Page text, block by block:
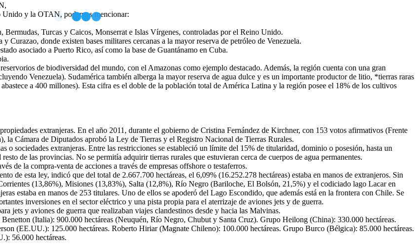
Unido y la OTAN, podemos mencionar:
Turcas y Caicos, Monserrat e Islas Vírgenes, controladas por el Reino Unido.
Curazao, donde existen bases militares cercanas a la mayor reserva de petróleo de Venezuela.
asociado a Puerto Rico, así como la base de Guantánamo en Cuba.
de biodiversidad del mundo, con el Amazonas como ejemplo destacado. Además, la región cuenta con una gran
Venezuela). Sudamérica también alberga la mayor reserva de agua dulce y es un importante productor de litio, *tierras raras
a 400 millones). Esta cifra es el doble de la población total de América Latina y la región posee el 18% de los cultivos
extranjeras. En el año 2011, durante el gobierno de Cristina Fernández de Kirchner, con 153 votos afirmativos (Frente
Cámara de Diputados aprobó la Ley de Tierras y el Registro Nacional de Tierras Rurales.
o sociedades extranjeras. Entre las restricciones se estableció un límite del 15% de titularidad, dominio o posesión, hasta un
de las provincias. No se permitía adquirir tierras rurales que estuvieran cerca de cuerpos de agua permanentes.
de la compra-venta de acciones a través de empresas offshore o testaferros.
de esta ley, indicó que del total de 2.667.700 hectáreas, el 6,09% (16.252.278 hectáreas) estaba en manos de extranjeros. Sin
(13,86%), Misiones (13,83%), Salta (12,8%), Río Negro (Bariloche, El Bolsón, 21,5%) y el codiciado lago Lacar en
estaba en manos de 253 titulares. Uno de ellos se apoderó del Lago Escondido, que además está en la frontera con Chile. Se
inversiones en el sector eléctrico y una pista propia para el aterrizaje de aviones jets y de guerra.
jets y aviones de guerra que realizaban viajes clandestinos desde y hacia las Malvinas.
(Italia): 900.000 hectáreas (Neuquén, Río Negro, Chubut y Santa Cruz). Grupo Heilong (China): 330.000 hectáreas.
(EE.UU.): 125.000 hectáreas. Roberto Hiriar (Magnate Chileno): 100.000 hectáreas. Grupo Burco (Bélgica): 85.000 hectáreas.
56.000 hectáreas.